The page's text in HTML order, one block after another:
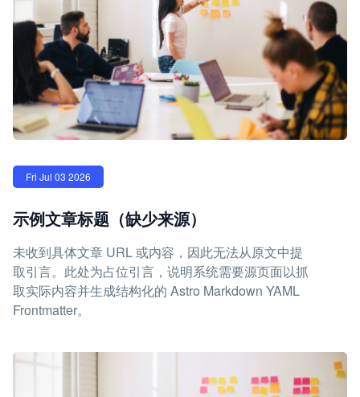
Fri Jul 03 2026
示例文章标题（缺少来源）
未收到具体文章 URL 或内容，因此无法从原文中提
取引言。此处为占位引言，说明系统需要源页面以抓
取实际内容并生成结构化的 Astro Markdown YAML
Frontmatter。